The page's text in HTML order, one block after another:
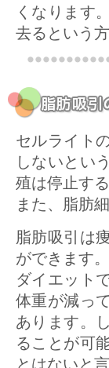
くなります
去るという
セルライト
しないとい
殖は停止す
また、脂肪
脂肪吸引は
ができます。
ダイエット
体重が減っ
あります。
ることが可
とはないと